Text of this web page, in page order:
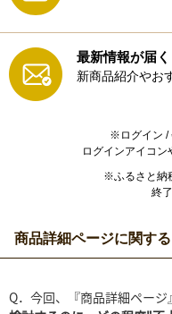
最新情報が届く
新商品紹介やお
※ログイン /
ログインアイコン
※ふるさと納
終
商品詳細ページに関す